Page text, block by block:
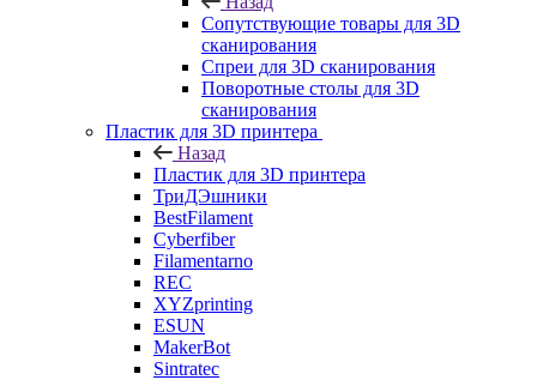
Сопутствующие товары для 3D
сканирования
Спреи для 3D сканирования
Поворотные столы для 3D
сканирования
Пластик для 3D принтера
Назад
Пластик для 3D принтера
ТриДЭшники
BestFilament
Cyberfiber
Filamentarno
REC
XYZprinting
ESUN
MakerBot
Sintratec